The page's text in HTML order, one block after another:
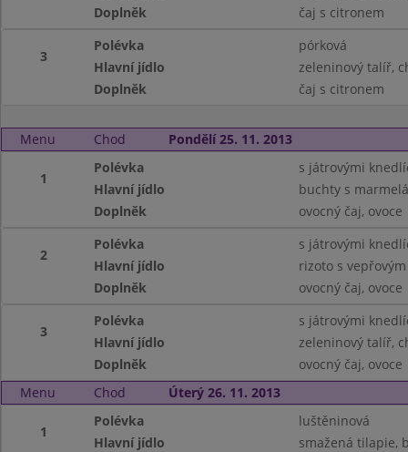
Doplněk
čaj s citronem
3
Polévka
pórková
Hlavní jídlo
zeleninový talíř,
Doplněk
čaj s citronem
Menu Chod Pondělí 25. 11. 2013
1
Polévka
s játrovými
Hlavní jídlo
buchty s
Doplněk
ovocný čaj, ovoce
2
Polévka
s játrovými
Hlavní jídlo
rizoto s
Doplněk
ovocný čaj, ovoce
3
Polévka
s játrovými
Hlavní jídlo
zeleninový talíř,
Doplněk
ovocný čaj, ovoce
Menu
Chod Úterý 26. 11. 2013
1
Polévka
luštěninová
Hlavní jídlo
smažená tilapie,